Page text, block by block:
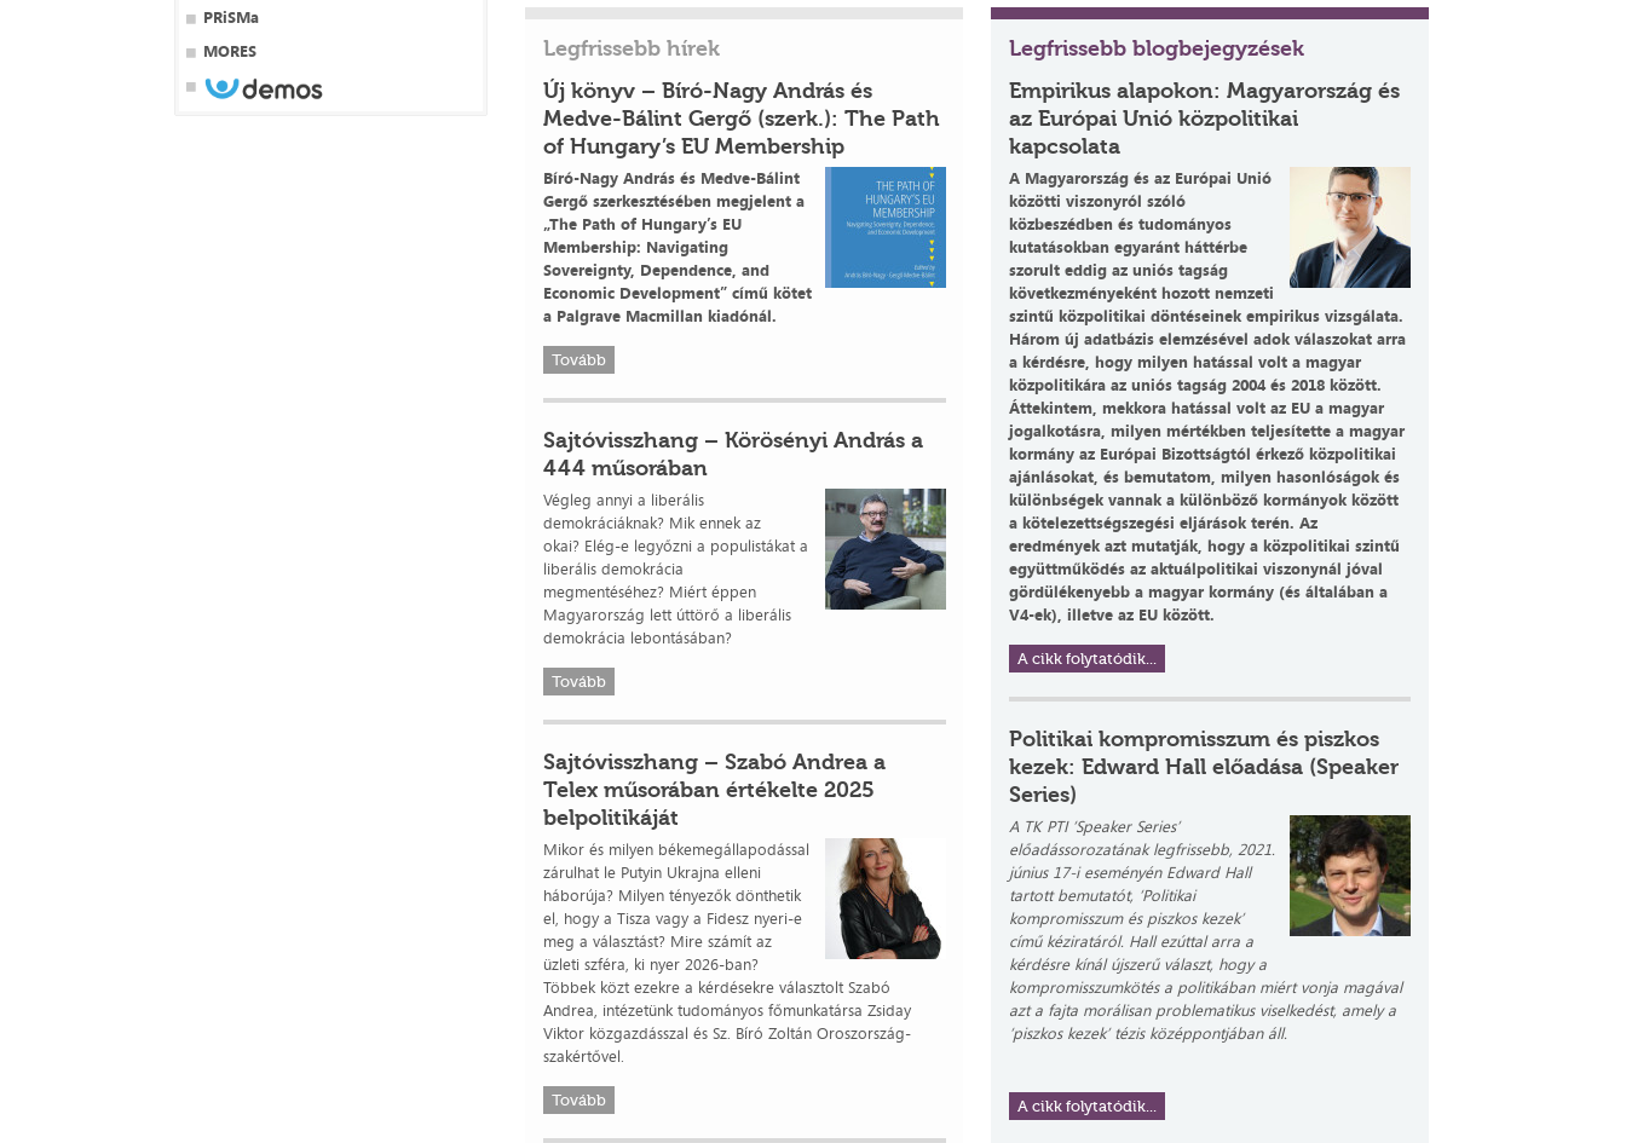
PRiSMa
MORES
Legfrissebb hírek
Új könyv – Bíró-Nagy András és
Medve-Bálint Gergő (szerk.): The Path
of Hungary’s EU Membership
Bíró-Nagy András és Medve-Bálint
Gergő szerkesztésében megjelent a
„The Path of Hungary’s EU
Membership: Navigating
Sovereignty, Dependence, and
Economic Development” című kötet
a Palgrave Macmillan kiadónál.
Tovább
Sajtóvisszhang – Körösényi András a
444 műsorában
Végleg annyi a liberális
demokráciáknak? Mik ennek az
okai? Elég-e legyőzni a populistákat a
liberális demokrácia
megmentéséhez? Miért éppen
Magyarország lett úttörő a liberális
demokrácia lebontásában?
Tovább
Sajtóvisszhang – Szabó Andrea a
Telex műsorában értékelte 2025
belpolitikáját
Mikor és milyen békemegállapodással
zárulhat le Putyin Ukrajna elleni
háborúja? Milyen tényezők dönthetik
el, hogy a Tisza vagy a Fidesz nyeri-e
meg a választást? Mire számít az
üzleti szféra, ki nyer 2026-ban?
Többek közt ezekre a kérdésekre választolt Szabó
Andrea, intézetünk tudományos főmunkatársa Zsiday
Viktor közgazdásszal és Sz. Bíró Zoltán Oroszország-
szakértővel.
Tovább
Legfrissebb blogbejegyzések
Empirikus alapokon: Magyarország és
az Európai Unió közpolitikai
kapcsolata
A Magyarország és az Európai Unió
közötti viszonyról szóló
közbeszédben és tudományos
kutatásokban egyaránt háttérbe
szorult eddig az uniós tagság
következményeként hozott nemzeti
szintű közpolitikai döntéseinek empirikus vizsgálata.
Három új adatbázis elemzésével adok válaszokat arra
a kérdésre, hogy milyen hatással volt a magyar
közpolitikára az uniós tagság 2004 és 2018 között.
Áttekintem, mekkora hatással volt az EU a magyar
jogalkotásra, milyen mértékben teljesítette a magyar
kormány az Európai Bizottságtól érkező közpolitikai
ajánlásokat, és bemutatom, milyen hasonlóságok és
különbségek vannak a különböző kormányok között
a kötelezettségszegési eljárások terén. Az
eredmények azt mutatják, hogy a közpolitikai szintű
együttműködés az aktuálpolitikai viszonynál jóval
gördülékenyebb a magyar kormány (és általában a
V4-ek), illetve az EU között.
A cikk folytatódik...
Politikai kompromisszum és piszkos
kezek: Edward Hall előadása (Speaker
Series)
A TK PTI ‘Speaker Series’
előadássorozatának legfrissebb, 2021.
június 17-i eseményén Edward Hall
tartott bemutatót, ‘Politikai
kompromisszum és piszkos kezek’
című kéziratáról. Hall ezúttal arra a
kérdésre kínál újszerű választ, hogy a
kompromisszumkötés a politikában miért vonja magával
azt a fajta morálisan problematikus viselkedést, amely a
‘piszkos kezek’ tézis középpontjában áll.
A cikk folytatódik...